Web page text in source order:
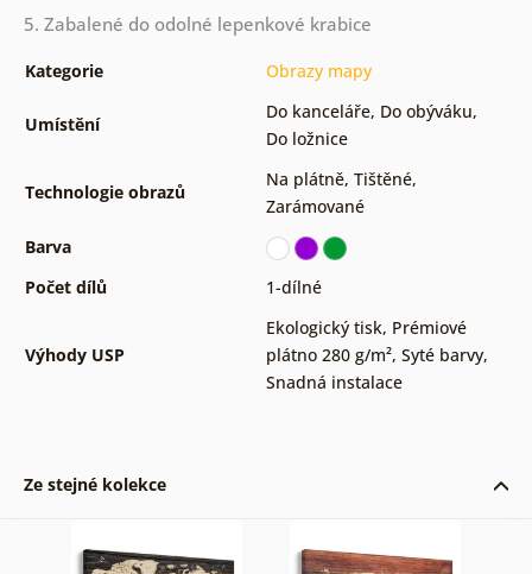
5. Zabalené do odolné lepenkové krabice
Kategorie Obrazy mapy
Umístění
Do kanceláře, Do obýváku,
Do ložnice
Technologie obrazů
Na plátně, Tištěné,
Zarámované
Barva
Počet dílů
1-dílné
Výhody USP
Ekologický tisk, Prémiové
plátno 280 g/m², Syté barvy,
Snadná instalace
Ze stejné kolekce